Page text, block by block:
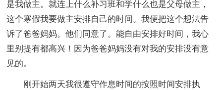
是我做主。就连上什么补习班和学什么也是父母做主，
这个寒假我要做主安排自己的时间。我便把这个想法告
诉了爸爸妈妈。他们同意了。能自由安排好时间，我心
里别提有都高兴！因为爸爸妈妈没有对我的安排没有意
见的。
刚开始两天我很遵守作息时间的按照时间安排执